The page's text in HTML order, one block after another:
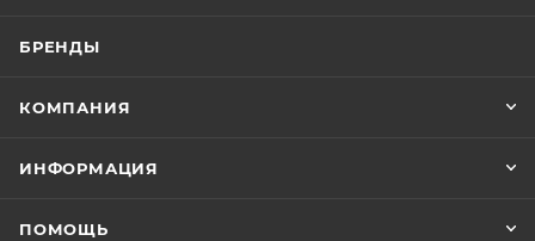
БРЕНДЫ
КОМПАНИЯ
ИНФОРМАЦИЯ
ПОМОЩЬ